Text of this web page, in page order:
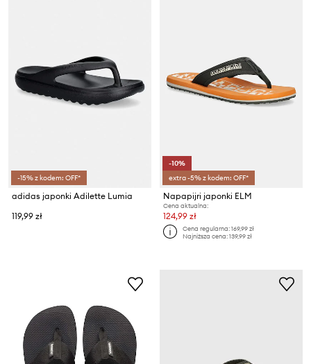
-15% z kodem: OFF*
adidas japonki Adilette Lumia
119,99 zł
-10%
extra -5% z kodem: OFF*
Napapijri japonki ELM
Cena aktualna:
124,99 zł
Cena regularna:169,99 zł
Najniższa cena:139,99 zł